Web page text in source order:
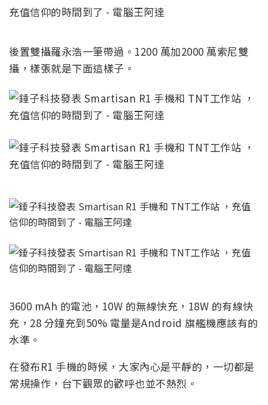
後置雙攝羅永浩一筆帶過。1200 萬加2000 萬索尼雙
攝，樣張就是下面這樣子。
3600 mAh 的電池，10W 的無線快充，18W 的有線快
充，28 分鐘充到50% 電量是Android 旗艦機應該有的
水準。
在發布R1 手機的時候，大家內心是平靜的，一切都是
常規操作，台下觀眾的歡呼也並不熱烈。